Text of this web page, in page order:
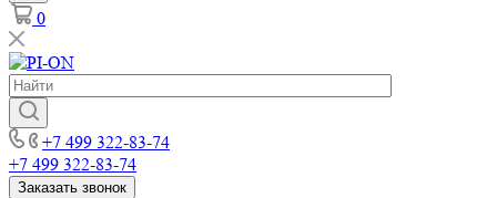
0
+7 499 322-83-74
+7 499 322-83-74
Заказать звонок